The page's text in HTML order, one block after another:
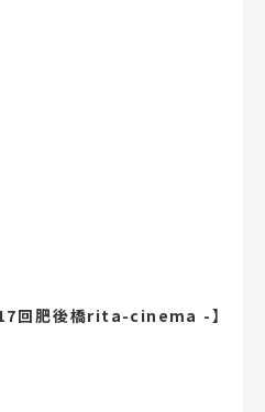
17回肥後橋rita-cinema -】